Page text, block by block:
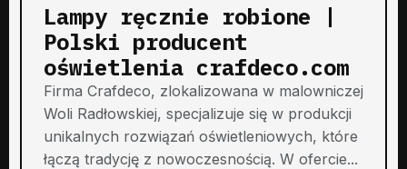
Lampy ręcznie robione |
Polski producent
oświetlenia crafdeco.com
Firma Crafdeco, zlokalizowana w malowniczej
Woli Radłowskiej, specjalizuje się w produkcji
unikalnych rozwiązań oświetleniowych, które
łączą tradycję z nowoczesnością. W ofercie...